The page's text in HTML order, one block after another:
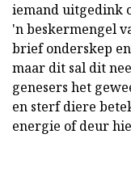
iemand uitgedink
'n beskermengel
brief onderskep
maar dit sal dit
genesers het
en sterf diere
energie of deur